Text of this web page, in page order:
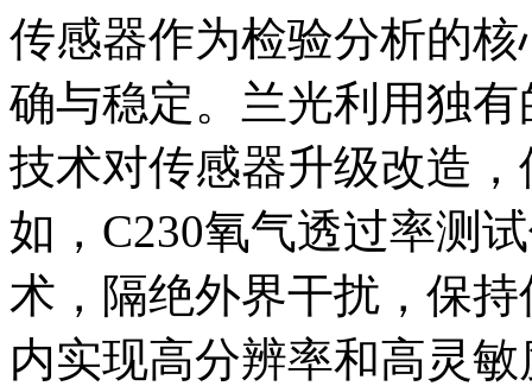
传感器作为检验分析的
确与稳定。兰光利用独
技术对传感器升级改造
如，C230氧气透过率测
术，隔绝外界干扰，保
内实现高分辨率和高灵